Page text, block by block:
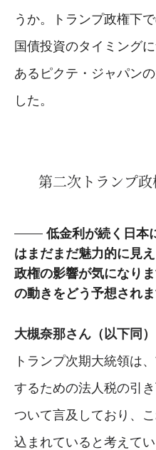
うか。トランプ政権下
国債投資のタイミング
あるピクテ・ジャパン
した。
第二次トランプ
低金利が続く日本
はまだまだ魅力的に見
政権の影響が気になり
の動きをどう予想されま
大槻奈那さん（以下同）
トランプ次期大統領は
するための法人税の引
ついて言及しており、
込まれていると考えてい